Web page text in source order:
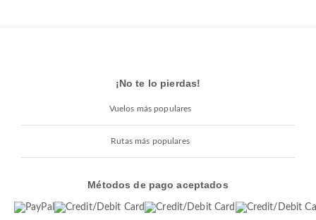
¡No te lo pierdas!
Vuelos más populares
Rutas más populares
Métodos de pago aceptados